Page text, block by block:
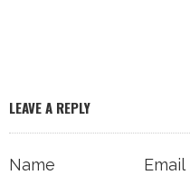
LEAVE A REPLY
Name Email